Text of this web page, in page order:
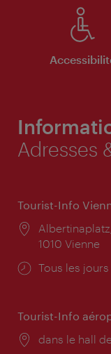
Adresses
Tourist-Info
Lieu:
1010 Vienne
Horaires
Tous les jours
Tourist-Info
Lieu:
dans le hall